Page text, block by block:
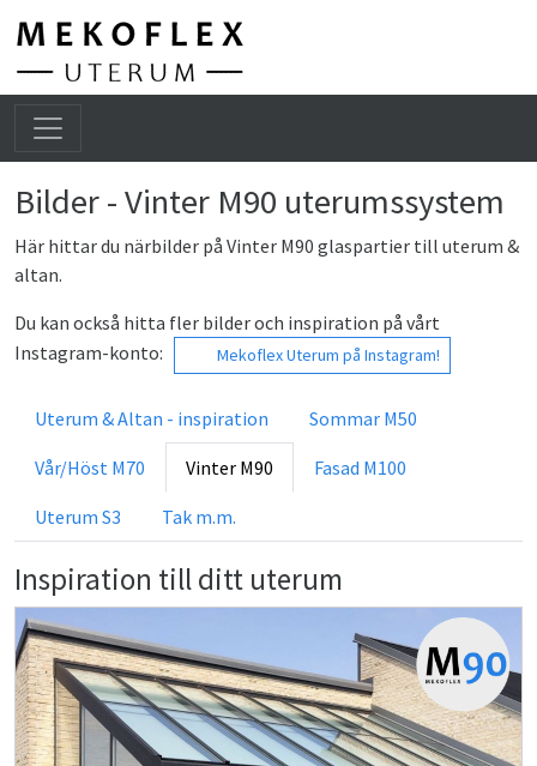
Bilder - Vinter M90 uterumssystem
Här hittar du närbilder på Vinter M90 glaspartier till uterum &
altan.
Du kan också hitta fler bilder och inspiration på vårt
Instagram-konto:
Mekoflex Uterum på Instagram!
Uterum & Altan - inspiration Sommar M50
Vår/Höst M70 Vinter M90 Fasad M100
Uterum S3 Tak m.m.
Inspiration till ditt uterum